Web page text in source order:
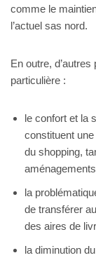
comme le
l’actuel sas nord.
En outre, d’autres
particulière :
le confort et la
constituent
du shopping,
la
de transférer
des aires de
la diminution